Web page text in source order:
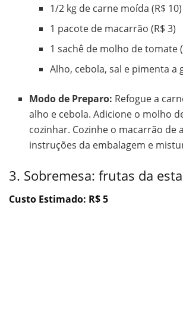
1/2 kg de carne moída (R$ 10)
1 pacote de macarrão (R$ 3)
1 sachê de molho de tomate
Alho, cebola, sal e pimenta a
Modo de Preparo: Refogue a
alho e cebola. Adicione o molho
cozinhar. Cozinhe o macarrão de
instruções da embalagem e
3. Sobremesa: frutas da
Custo Estimado: R$ 5